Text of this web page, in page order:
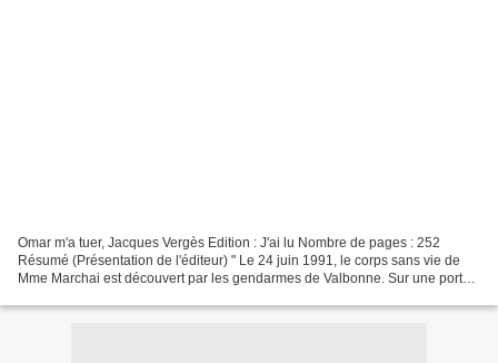
Omar m'a tuer, Jacques Vergès Edition : J'ai lu Nombre de pages : 252
Résumé (Présentation de l'éditeur) " Le 24 juin 1991, le corps sans vie de
Mme Marchai est découvert par les gendarmes de Valbonne. Sur une porte